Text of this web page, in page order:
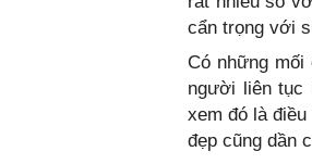
cẩn trọng với
Có những mối
người liên tục
xem đó là
đẹp cũng dần